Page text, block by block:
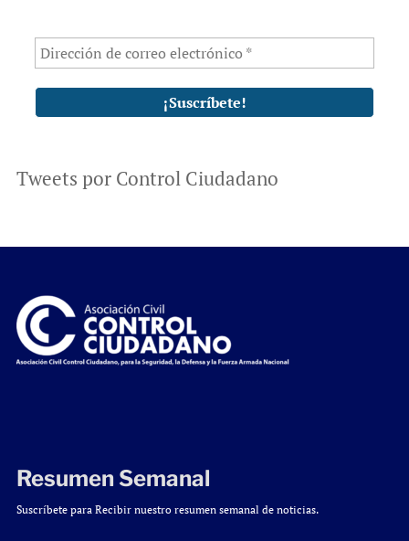
Tweets por Control Ciudadano
Resumen Semanal
Suscríbete para Recibir nuestro resumen semanal de noticias.